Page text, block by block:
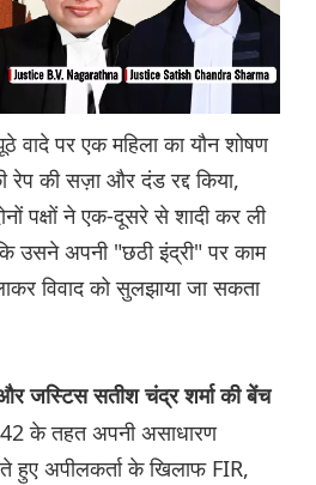
वादे पर एक महिला का यौन शोषण
रेप की सज़ा और दंड रद्द किया,
पक्षों ने एक-दूसरे से शादी कर ली
उसने अपनी "छठी इंद्री" पर काम
विवाद को सुलझाया जा सकता
और जस्टिस सतीश चंद्र शर्मा की बेंच
के तहत अपनी असाधारण
हुए अपीलकर्ता के खिलाफ FIR,